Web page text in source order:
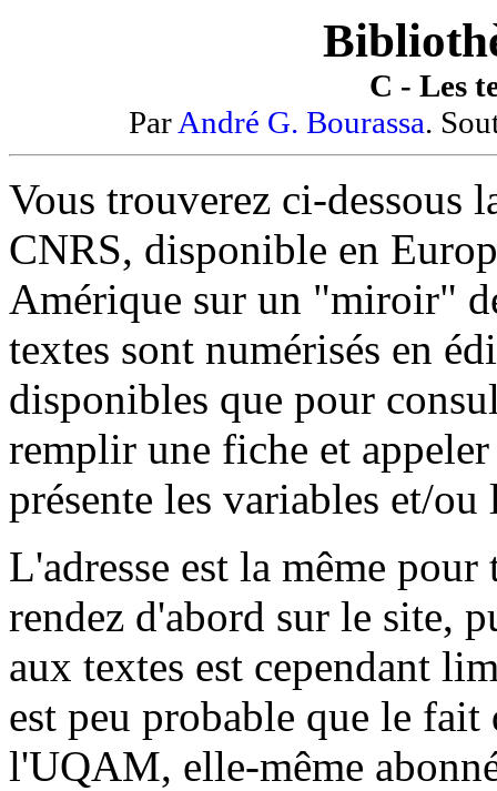
C - Les
Par André G. Bourassa.
Vous trouverez ci-
CNRS, disponible en
Amérique sur un "miroir"
textes sont numérisés en
disponibles que pour
remplir une fiche et
présente les variables et/
L'adresse est la même
rendez d'abord sur le site,
aux textes est cependant
est peu probable que le
l'UQAM, elle-même